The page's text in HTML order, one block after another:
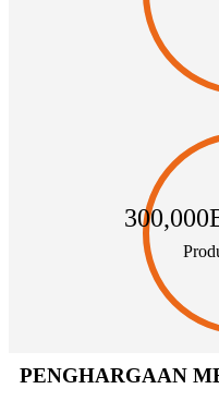
300,000
PENGHARGAAN